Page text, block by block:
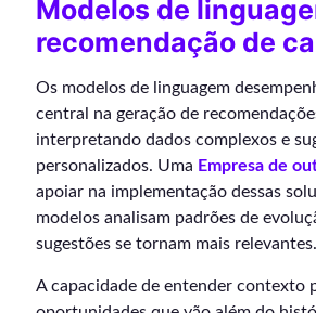
Modelos de
recomendação de
Os modelos de linguagem
central na geração de
interpretando dados complexos e
personalizados. Uma Empresa de
apoiar na implementação dessas
modelos analisam padrões de
sugestões se tornam mais relevantes.
A capacidade de entender contexto